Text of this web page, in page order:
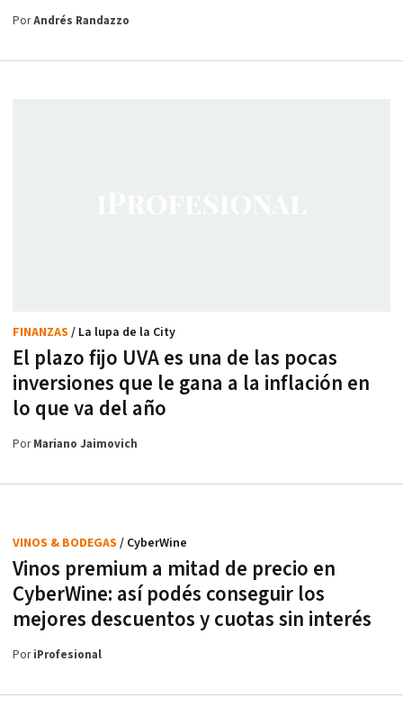
PorAndrés Randazzo
El plazo fijo UVA es una de las pocas
inversiones que le gana a la inflación en
lo que va del año
FINANZAS / La lupa de la City
PorMariano Jaimovich
Vinos premium a mitad de precio en
CyberWine: así podés conseguir los
mejores descuentos y cuotas sin interés
VINOS & BODEGAS / CyberWine
PoriProfesional